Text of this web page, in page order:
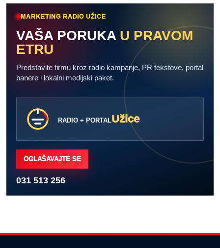
MARKETING RADIO UŽICE
VAŠA PORUKA U PRAVOM
ETRU
Predstavite firmu kroz radio kampanje, PR tekstove, portal
banere i lokalni medijski paket.
RADIO + PORTALUžice
OGLAŠAVAJTE SE
031 513 256